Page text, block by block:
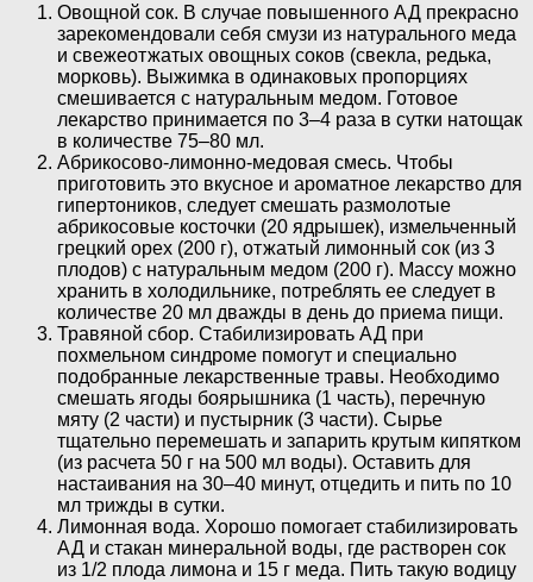
Овощной сок. В случае повышенного АД прекрасно
зарекомендовали себя смузи из натурального меда
и свежеотжатых овощных соков (свекла, редька,
морковь). Выжимка в одинаковых пропорциях
смешивается с натуральным медом. Готовое
лекарство принимается по 3–4 раза в сутки натощак
в количестве 75–80 мл.
Абрикосово-лимонно-медовая смесь. Чтобы
приготовить это вкусное и ароматное лекарство для
гипертоников, следует смешать размолотые
абрикосовые косточки (20 ядрышек), измельченный
грецкий орех (200 г), отжатый лимонный сок (из 3
плодов) с натуральным медом (200 г). Массу можно
хранить в холодильнике, потреблять ее следует в
количестве 20 мл дважды в день до приема пищи.
Травяной сбор. Стабилизировать АД при
похмельном синдроме помогут и специально
подобранные лекарственные травы. Необходимо
смешать ягоды боярышника (1 часть), перечную
мяту (2 части) и пустырник (3 части). Сырье
тщательно перемешать и запарить крутым кипятком
(из расчета 50 г на 500 мл воды). Оставить для
настаивания на 30–40 минут, отцедить и пить по 10
мл трижды в сутки.
Лимонная вода. Хорошо помогает стабилизировать
АД и стакан минеральной воды, где растворен сок
из 1/2 плода лимона и 15 г меда. Пить такую водицу